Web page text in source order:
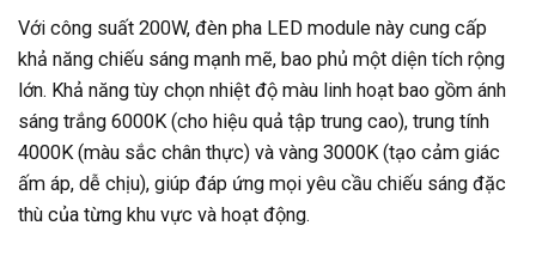
Với công suất 200W, đèn pha LED module này cung cấp
khả năng chiếu sáng mạnh mẽ, bao phủ một diện tích rộng
lớn. Khả năng tùy chọn nhiệt độ màu linh hoạt bao gồm ánh
sáng trắng 6000K (cho hiệu quả tập trung cao), trung tính
4000K (màu sắc chân thực) và vàng 3000K (tạo cảm giác
ấm áp, dễ chịu), giúp đáp ứng mọi yêu cầu chiếu sáng đặc
thù của từng khu vực và hoạt động.